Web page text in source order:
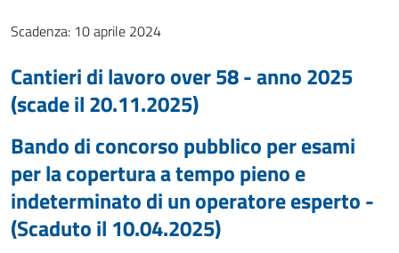
Scadenza: 10 aprile 2024
Cantieri di lavoro over 58 - anno 2025
(scade il 20.11.2025)
Bando di concorso pubblico per esami
per la copertura a tempo pieno e
indeterminato di un operatore esperto -
(Scaduto il 10.04.2025)